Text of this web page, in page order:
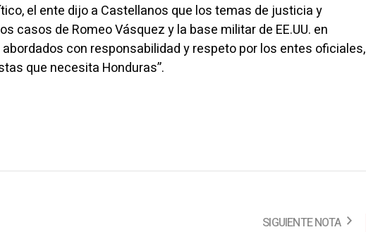
el ente dijo a Castellanos que los temas de justicia y
casos de Romeo Vásquez y la base militar de EE.UU. en
abordados con responsabilidad y respeto por los entes oficiales,
que necesita Honduras”.
SIGUIENTE NOTA